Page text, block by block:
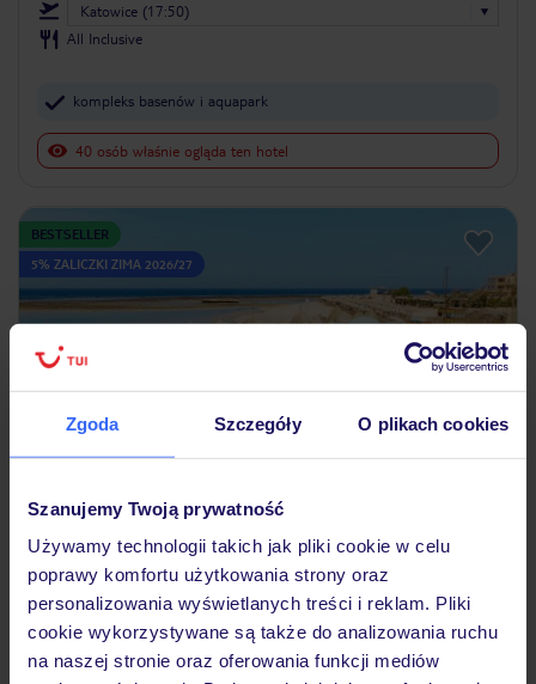
Zgoda Szczegóły O plikach cookies
Szanujemy Twoją prywatność
Używamy technologii takich jak pliki cookie w celu
poprawy komfortu użytkowania strony oraz
personalizowania wyświetlanych treści i reklam. Pliki
cookie wykorzystywane są także do analizowania ruchu
na naszej stronie oraz oferowania funkcji mediów
Katowice (17:50)
All Inclusive
kompleks basenów i aquapark
40 osób właśnie ogląda ten hotel
BESTSELLER
5% ZALICZKI ZIMA 2026/27
Utopia Beach Club Dla rodzin
EGIPT MARSA ALAM MARSA ALAM
2 253 OSOBA
12.12.2026 - 19.12.2026 (7 noclegów)